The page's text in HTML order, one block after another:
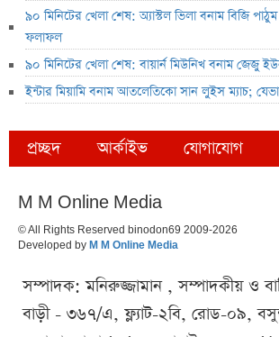
৯০ মিনিটের খেলা শেষ: অ্যাস্টল ভিলা বনাম বিজি
ফলাফল
৯০ মিনিটের খেলা শেষ: বায়ার্ন মিউনিখ বনাম জেজু
ইন্টার মিয়ামি বনাম আতলেতিকো সান লুইস ম্যাচ;
প্রচ্ছদ আর্কাইভ যোগাযোগ
M M Online Media
© All Rights Reserved binodon69 2009-2026
Developed by M M Online Media
সম্পাদক: মনিরুজ্জামান , সম্পাদকীয় ও
বাড়ী - ৩৬৭/এ, ফ্ল্যাট-২বি, রোড-০৯,